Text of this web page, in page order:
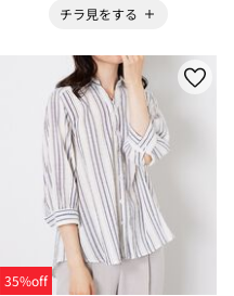
チラ見をする
35%off